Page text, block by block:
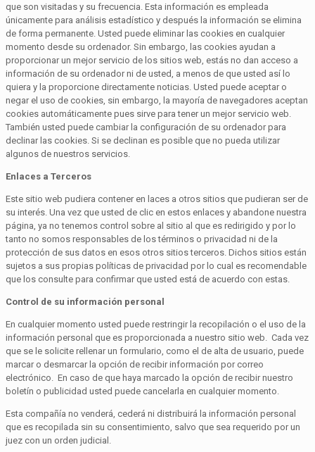
que son visitadas y su frecuencia. Esta información es empleada
únicamente para análisis estadístico y después la información se elimina
de forma permanente. Usted puede eliminar las cookies en cualquier
momento desde su ordenador. Sin embargo, las cookies ayudan a
proporcionar un mejor servicio de los sitios web, estás no dan acceso a
información de su ordenador ni de usted, a menos de que usted así lo
quiera y la proporcione directamente noticias. Usted puede aceptar o
negar el uso de cookies, sin embargo, la mayoría de navegadores aceptan
cookies automáticamente pues sirve para tener un mejor servicio web.
También usted puede cambiar la configuración de su ordenador para
declinar las cookies. Si se declinan es posible que no pueda utilizar
algunos de nuestros servicios.
Enlaces a Terceros
Este sitio web pudiera contener en laces a otros sitios que pudieran ser de
su interés. Una vez que usted de clic en estos enlaces y abandone nuestra
página, ya no tenemos control sobre al sitio al que es redirigido y por lo
tanto no somos responsables de los términos o privacidad ni de la
protección de sus datos en esos otros sitios terceros. Dichos sitios están
sujetos a sus propias políticas de privacidad por lo cual es recomendable
que los consulte para confirmar que usted está de acuerdo con estas.
Control de su información personal
En cualquier momento usted puede restringir la recopilación o el uso de la
información personal que es proporcionada a nuestro sitio web. Cada vez
que se le solicite rellenar un formulario, como el de alta de usuario, puede
marcar o desmarcar la opción de recibir información por correo
electrónico. En caso de que haya marcado la opción de recibir nuestro
boletín o publicidad usted puede cancelarla en cualquier momento.
Esta compañía no venderá, cederá ni distribuirá la información personal
que es recopilada sin su consentimiento, salvo que sea requerido por un
juez con un orden judicial.